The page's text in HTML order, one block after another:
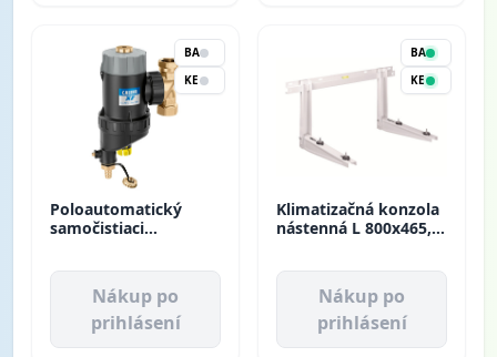
BA
KE
Poloautomatický
samočistiaci
Nákup po
prihlásení
BA
KE
Klimatizačná konzola
nástenná L 800x465,
Nákup po
prihlásení